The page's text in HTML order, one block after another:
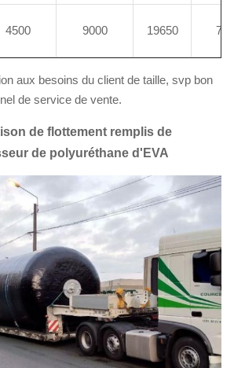
4500 9000 19650
aux besoins du client de taille, svp bon
de service de vente.
de flottement remplis de
de polyuréthane d'EVA